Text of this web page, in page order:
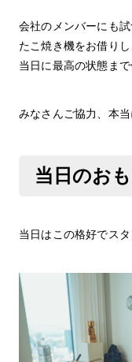
会社のメンバーにも
たこ焼き機をお借り
当日に最高の状態ま
みなさんご協力、本
当日のお
当日はこの格好でス